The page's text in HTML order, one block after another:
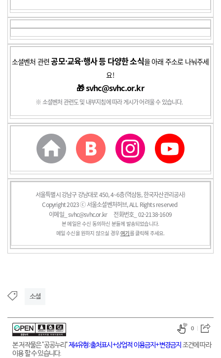
소셜벤처 관련공모·교육·행사 등 다양한 소식을 아래 주소로 나눠주세
요!
🎁 svhc@svhc.or.kr
※ 소셜벤처 관련도 및 내부지침에 따라 게시가 어려울 수 있습니다.
서울특별시 강남구 강남대로 450, 4~6층(역삼동, 한국자산관리공사)
Copyright 2023 ⓒ 서울소셜벤처허브, ALL Rights reserved
이메일_svhc@svhc.or.kr전화번호_ 02-2138-1609
본 메일은 수신 동의하신 분들께 발송되었습니다.
메일 수신을 원하지 않으실 경우여기를 클릭해 주세요.
소셜
본 저작물은 "공공누리"제4유형:출처표시+상업적 이용금지+변경금지 조건에 따라
이용 할 수 있습니다.
0